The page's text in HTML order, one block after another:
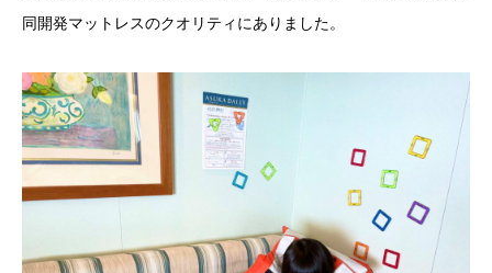
同開発マットレスのクオリティにありました。